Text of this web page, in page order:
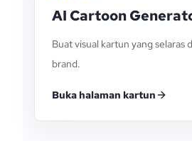
AI Cartoon
Buat visual kartun yang selaras
brand.
Buka halaman kartun